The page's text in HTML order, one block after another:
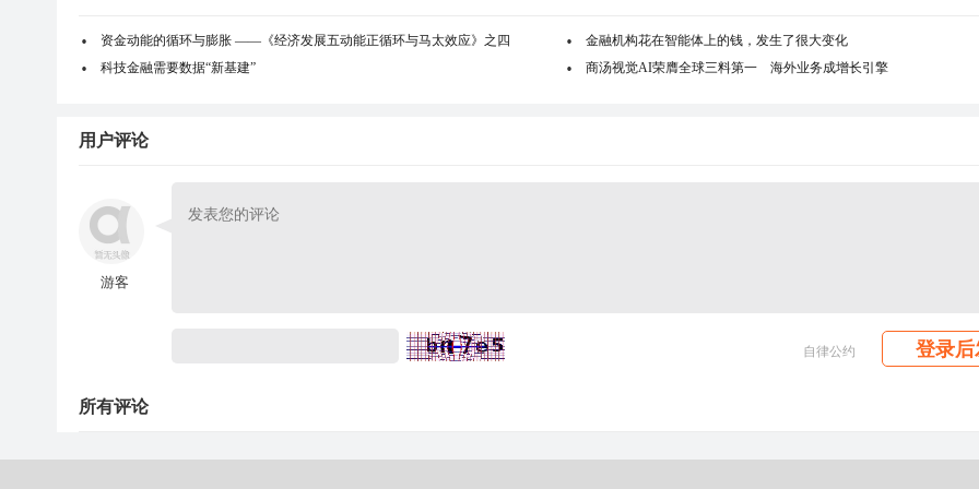
资金动能的循环与膨胀 ——《经济发展五动能正循环与马太效应》之四
金融机构花在智能体上的钱，发生了很大变化
科技金融需要数据“新基建”
商汤视觉AI荣膺全球三料第一 海外业务成增长引擎
用户评论
游客
自律公约 登录后
所有评论